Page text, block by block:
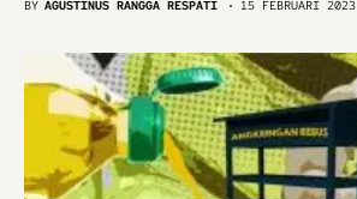
BY AGUSTINUS RANGGA RESPATI 15 FEBRUARI 2023